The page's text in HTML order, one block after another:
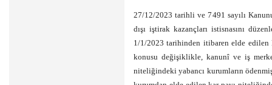
27/12/2023 tarihli ve 7491 sayılı
dışı iştirak kazançları istisnasını
1/1/2023 tarihinden itibaren elde edilen
konusu değişiklikle, kanunî ve iş
niteliğindeki yabancı kurumların